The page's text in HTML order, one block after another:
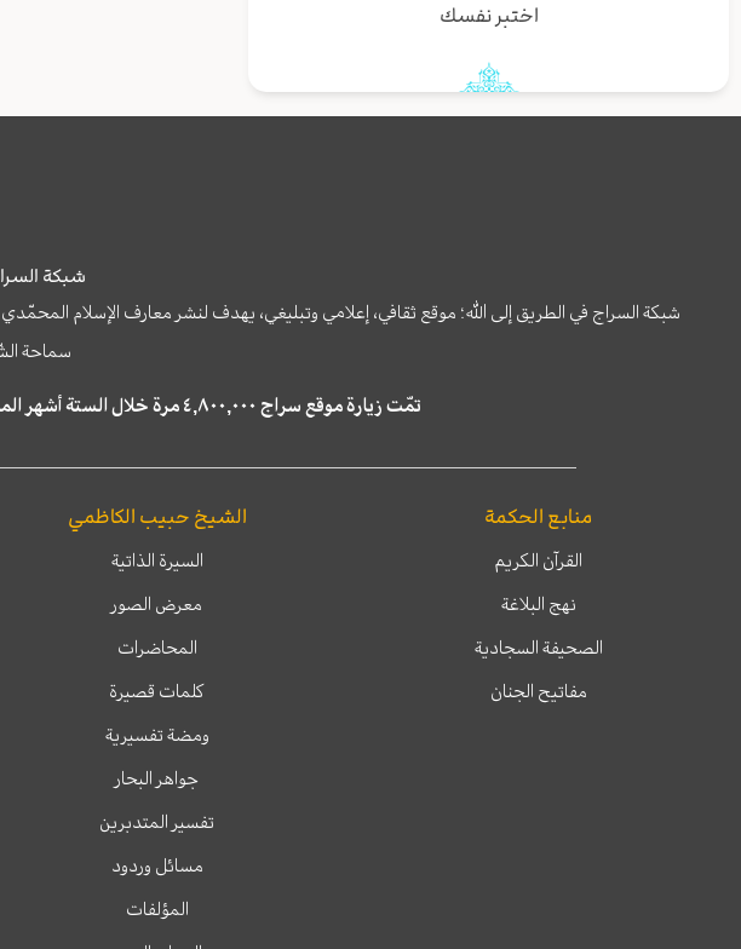
اختبر نفسك
شبكة
شبكة السراج في الطريق إلى الله؛ موقع ثقافي، إعلامي وتبليغي، يهدف لنشر معارف الإسلام
سماحة
تمّت زيارة موقع سراج ٤,٨٠٠,٠٠٠ مرة خلال الستة أشهر الماضية، كما ظهر في نتائج البحث في محركات البحث٢٢,٢٩٠,٠٠٠ مرّة.
منابع الحكمة
القرآن الكريم
نهج البلاغة
الصحيفة السجادية
مفاتيح الجنان
الشيخ حبيب الكاظمي
السيرة الذاتية
معرض الصور
المحاضرات
كلمات قصيرة
ومضة تفسيرية
جواهر البحار
تفسير المتدبرين
مسائل وردود
المؤلفات